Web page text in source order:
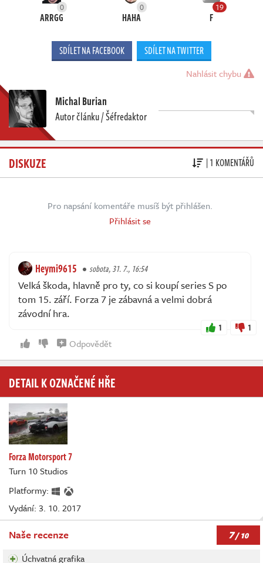
0
ARRGG
0
HAHA
19
F
SDÍLET NA FACEBOOK SDÍLET NA TWITTER
Nahlásit chybu
Michal Burian
Autor článku / Šéfredaktor
DISKUZE | 1 KOMENTÁŘŮ
Pro napsání komentáře musíš být přihlášen.
Přihlásit se
Heymi9615 sobota, 31. 7., 16:54
Velká škoda, hlavně pro ty, co si koupí series S po
tom 15. září. Forza 7 je zábavná a velmi dobrá
závodní hra.
1 1
Odpovědět
DETAIL K OZNAČENÉ HŘE
Forza Motorsport 7
Turn 10 Studios
Platformy:
Vydání: 3. 10. 2017
Naše recenze 7/ 10
Úchvatná grafika